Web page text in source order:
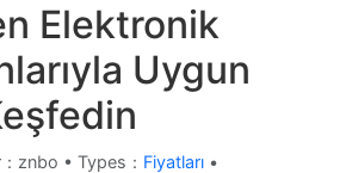
Elektronik
Uygun
znbo • Types： Fiyatları •